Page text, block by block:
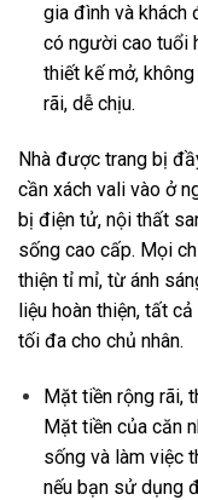
gia đình và khách
có người cao tuổi
thiết kế mở,
rãi, dễ chịu.
Nhà được trang bị
cần xách vali vào ở
bị điện tử, nội thất
sống cao cấp. Mọi
thiện tỉ mỉ, từ ánh
liệu hoàn thiện, tất
tối đa cho chủ nhân.
Mặt tiền rộng rãi,
Mặt tiền của căn
sống và làm việc
nếu bạn sử dụng